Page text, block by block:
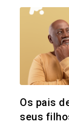
Os pais
seus